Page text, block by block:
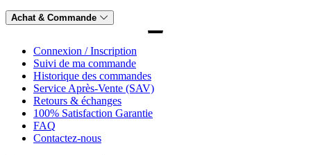
Achat & Commande
Connexion / Inscription
Suivi de ma commande
Historique des commandes
Service Après-Vente (SAV)
Retours & échanges
100% Satisfaction Garantie
FAQ
Contactez-nous